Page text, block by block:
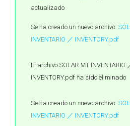
actualizado
Se ha creado un nuevo archivo:
INVENTARIO ／ INVENTORY.pdf
El archivo SOLAR MT INVENTARIO
INVENTORY.pdf ha sido eliminado
Se ha creado un nuevo archivo:
INVENTARIO ／ INVENTORY.pdf